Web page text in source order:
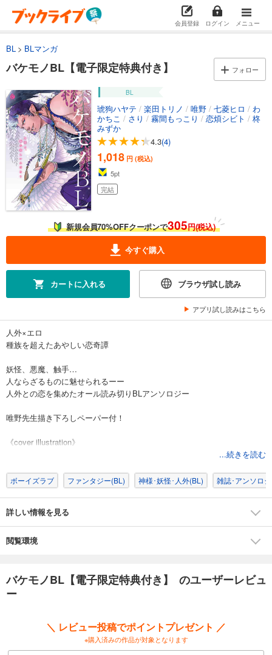
会員登録 ログイン メニュー
BL BLマンガ
バケモノBL【電子限定特典付き】 フォロー
BL
琥狗ハヤテ / 楽田トリノ / 唯野 / 七菱ヒロ / わ
かちこ / さり / 霧間もっこり / 恋煩シビト / 柊
みずか
4.3(4)
1,018 円 (税込)
5pt
完結
新規会員70%OFFクーポンで305円(税込)
今すぐ購入
カートに入れる ブラウザ試し読み
アプリ試し読みはこちら
人外×エロ
種族を超えたあやしい恋奇譚
妖怪、悪魔、触手…
人ならざるものに魅せられるーー
人外との恋を集めたオール読み切りBLアンソロジー
唯野先生描き下ろしペーパー付！
《cover illustration》
《comic》
楽田トリノ「碧の腕」…いつも見守ってくれる、その人は―――
七菱ヒロ「ランデヴュー」…一緒にいこう―――
わかちこ「置き去りの花嫁」…あの人に化けるなんて卑怯だ―――。
さり「寝ても覚めても」…封印を解いたら幻獣が…!?
―――
柊みずか「悪魔の策略」…妄想に現れるあいつの正体が知りたい
《特典ペーパー》
唯野「付き合うとこうなる」
...続きを読む
ボーイズラブ ファンタジー(BL) 神様･妖怪･人外(BL) 雑誌･アンソロ
詳しい情報を見る
閲覧環境
バケモノBL【電子限定特典付き】 のユーザーレビュ
ー
＼ レビュー投稿でポイントプレゼント ／
※購入済みの作品が対象となります